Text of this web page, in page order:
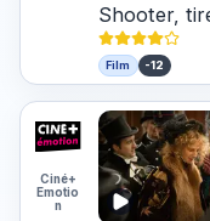
Shooter,
Film -12
Ciné+
Emotio
n